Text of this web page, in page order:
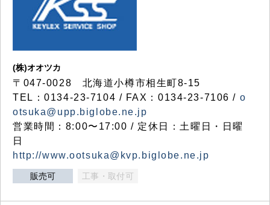
(株)オオツカ
〒047-0028 北海道小樽市相生町8-15
TEL：0134-23-7104 / FAX：0134-23-7106 / o
otsuka@upp.biglobe.ne.jp
営業時間：8:00〜17:00 / 定休日：土曜日・日曜
日
http://www.ootsuka@kvp.biglobe.ne.jp
販売可 工事・取付可